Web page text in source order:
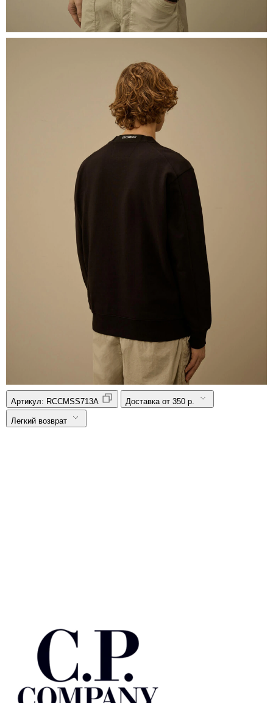
Артикул: RCCMSS713A Доставка от 350 р.
Легкий возврат